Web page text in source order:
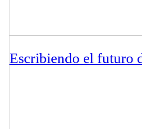
Escribiendo el futuro